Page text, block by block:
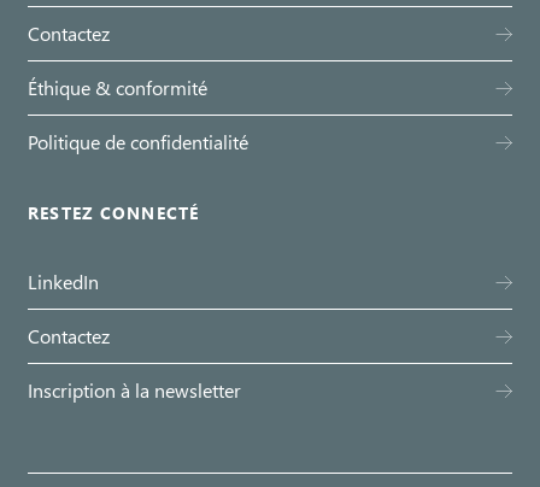
Contactez
Éthique & conformité
Politique de confidentialité
RESTEZ CONNECTÉ
LinkedIn
Contactez
Inscription à la newsletter